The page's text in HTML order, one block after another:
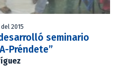
2015
seminario
Préndete”